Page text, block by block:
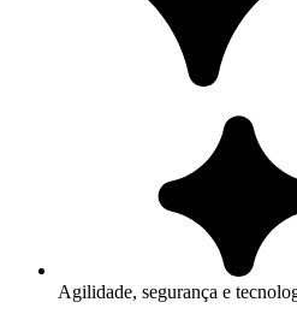
Agilidade, segurança e